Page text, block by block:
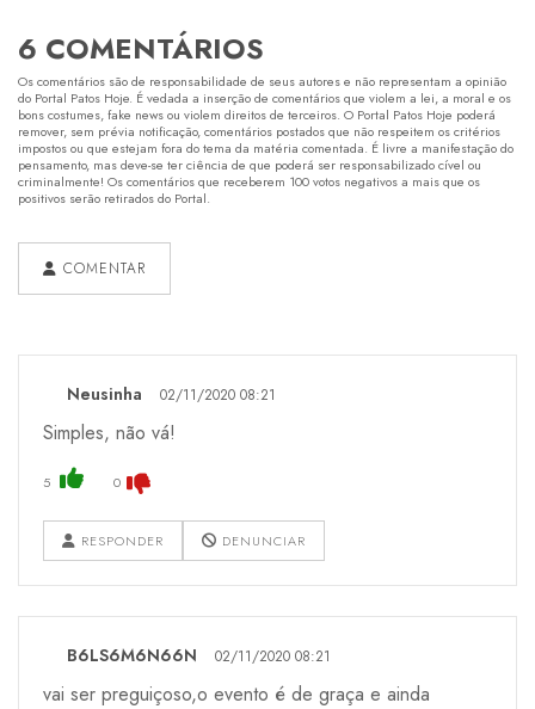
6 COMENTÁRIOS
Os comentários são de responsabilidade de seus autores e não representam a opinião
do Portal Patos Hoje. É vedada a inserção de comentários que violem a lei, a moral e os
bons costumes, fake news ou violem direitos de terceiros. O Portal Patos Hoje poderá
remover, sem prévia notificação, comentários postados que não respeitem os critérios
impostos ou que estejam fora do tema da matéria comentada. É livre a manifestação do
pensamento, mas deve-se ter ciência de que poderá ser responsabilizado cível ou
criminalmente! Os comentários que receberem 100 votos negativos a mais que os
positivos serão retirados do Portal.
COMENTAR
Neusinha 02/11/2020 08:21
Simples, não vá!
5 0
RESPONDER DENUNCIAR
B6LS6M6N66N 02/11/2020 08:21
vai ser preguiçoso,o evento é de graça e ainda